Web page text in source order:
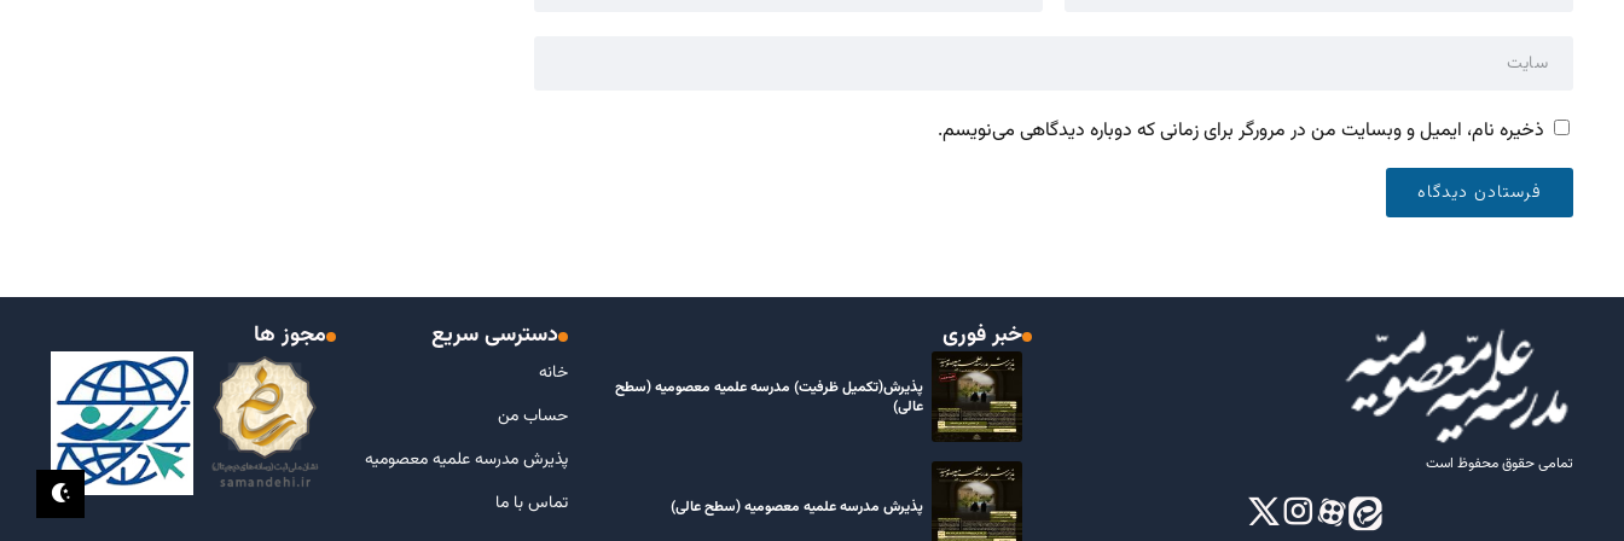
ذخیره نام، ایمیل و وبسایت من در مرورگر برای زمانی که دوباره دیدگاهی می‌نویسم.
تمامی حقوق محفوظ است
خبر فوری
پذیرش(تکمیل ظرفیت) مدرسه علمیه معصومیه‌ (سطح
عالی)
پذیرش مدرسه علمیه معصومیه‌ (سطح عالی)
دسترسی سریع
خانه
حساب من
پذیرش مدرسه علمیه معصومیه
تماس با ما
مجوز ها